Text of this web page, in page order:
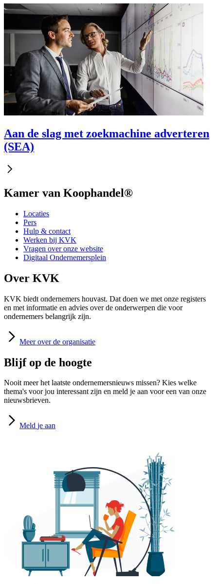
Aan de slag met zoekmachine adverteren
(SEA)
Kamer van Koophandel®
Locaties
Pers
Hulp & contact
Werken bij KVK
Vragen over onze website
Digitaal Ondernemersplein
Over KVK
KVK biedt ondernemers houvast. Dat doen we met onze registers
en met informatie en advies over de onderwerpen die voor
ondernemers belangrijk zijn.
Meer over de organisatie
Blijf op de hoogte
Nooit meer het laatste ondernemersnieuws missen? Kies welke
thema's voor jou interessant zijn en meld je aan voor een van onze
nieuwsbrieven.
Meld je aan